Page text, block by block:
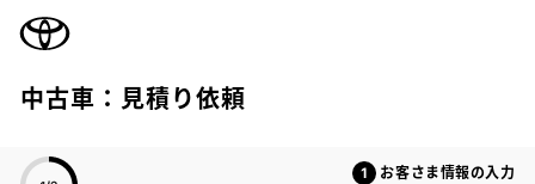
中古車：見積り依頼
お客さま情報の入力